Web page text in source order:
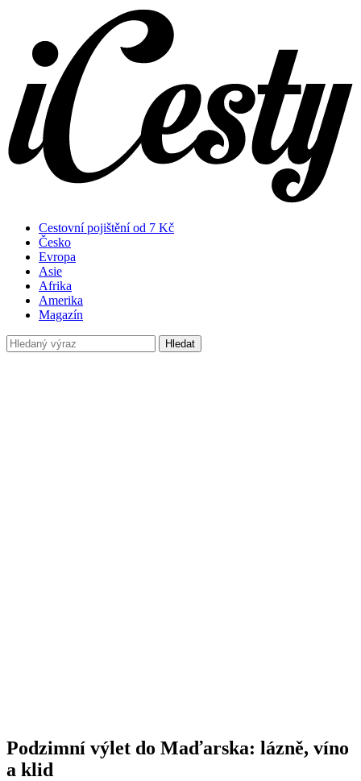
Cestovní pojištění od 7 Kč
Česko
Evropa
Asie
Afrika
Amerika
Magazín
Hledat
Podzimní výlet do Maďarska: lázně, víno
a klid